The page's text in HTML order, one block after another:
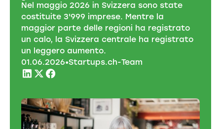
Nel maggio 2026 in Svizzera sono state
costituite 3'999 imprese. Mentre la
maggior parte delle regioni ha registrato
un calo, la Svizzera centrale ha registrato
un leggero aumento.
01.06.2026•Startups.ch-Team